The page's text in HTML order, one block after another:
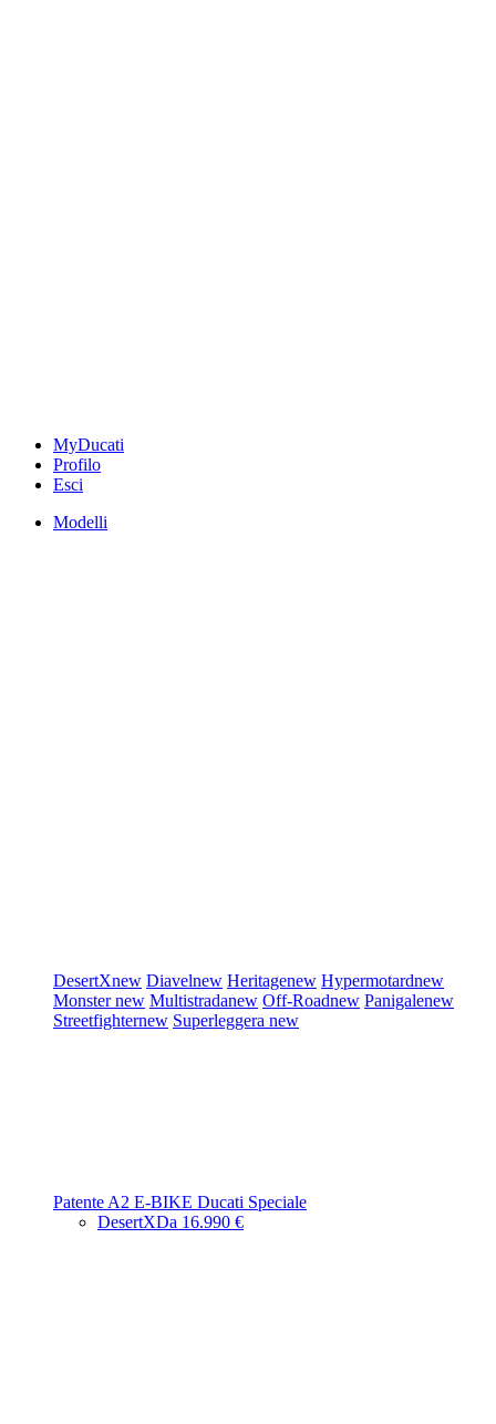
MyDucati
Profilo
Esci
Modelli
DesertXnew Diavelnew Heritagenew Hypermotardnew
Monsternew Multistradanew Off-Roadnew Panigalenew
Streetfighternew Superleggera new
Patente A2 E-BIKE Ducati Speciale
DesertXDa 16.990 €